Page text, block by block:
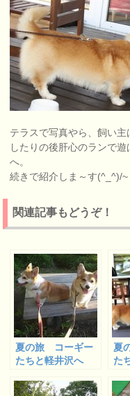
テラスで写真やら、飼い
したりの後肝心のランで
へ。
続きで紹介しま～す(^_^)/~
関連記事もどうぞ！
夏の旅 コーギー
たちと軽井沢へ
夏
た